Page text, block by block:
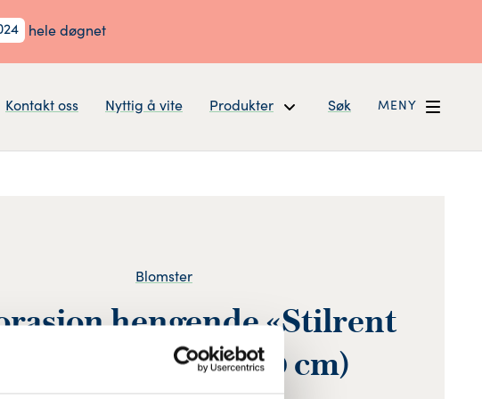
hele døgnet
Kontakt oss Nyttig å vite Produkter Søk MENY
Blomster
hengende «Stilrent
og klassisk» str. L (90 cm)